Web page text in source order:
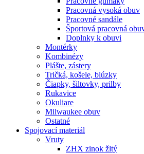
Pracovná vysoká obuv
Pracovné sandále
Športová pracovná
Doplnky k obuvi
Montérky
Kombinézy
Plášte, zástery
Tričká, košele, blúzky
Čiapky, šiltovky, prilby
Rukavice
Okuliare
Milwaukee obuv
Ostatné
Spojovacímateriál
Vruty
ZHX zinok žltý